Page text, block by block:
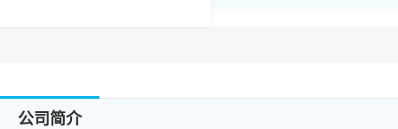
公司简介